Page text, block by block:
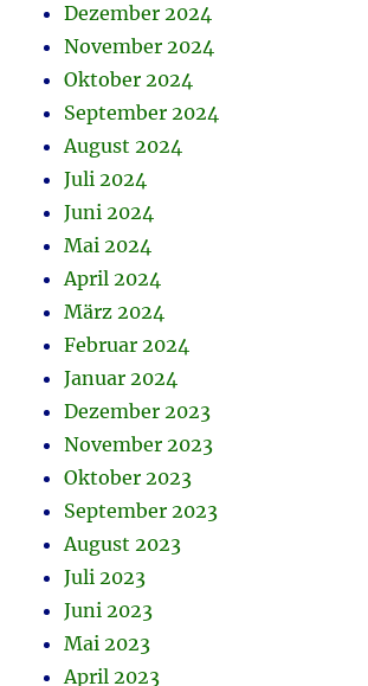
Dezember 2024
November 2024
Oktober 2024
September 2024
August 2024
Juli 2024
Juni 2024
Mai 2024
April 2024
März 2024
Februar 2024
Januar 2024
Dezember 2023
November 2023
Oktober 2023
September 2023
August 2023
Juli 2023
Juni 2023
Mai 2023
April 2023